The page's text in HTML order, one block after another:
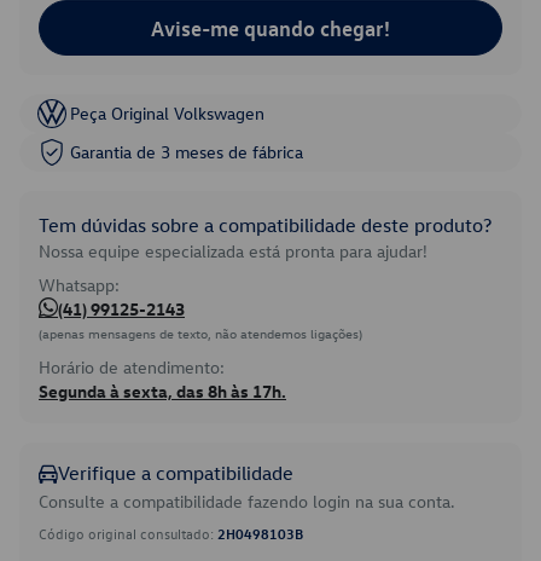
Avise-me quando chegar!
Peça Original Volkswagen
Garantia de 3 meses de fábrica
Tem dúvidas sobre a compatibilidade deste produto?
Nossa equipe especializada está pronta para ajudar!
Whatsapp:
(41) 99125-2143
(apenas mensagens de texto, não atendemos ligações)
Horário de atendimento:
Segunda à sexta, das 8h às 17h.
Verifique a compatibilidade
Consulte a compatibilidade fazendo login na sua conta.
Código original consultado: 2H0498103B